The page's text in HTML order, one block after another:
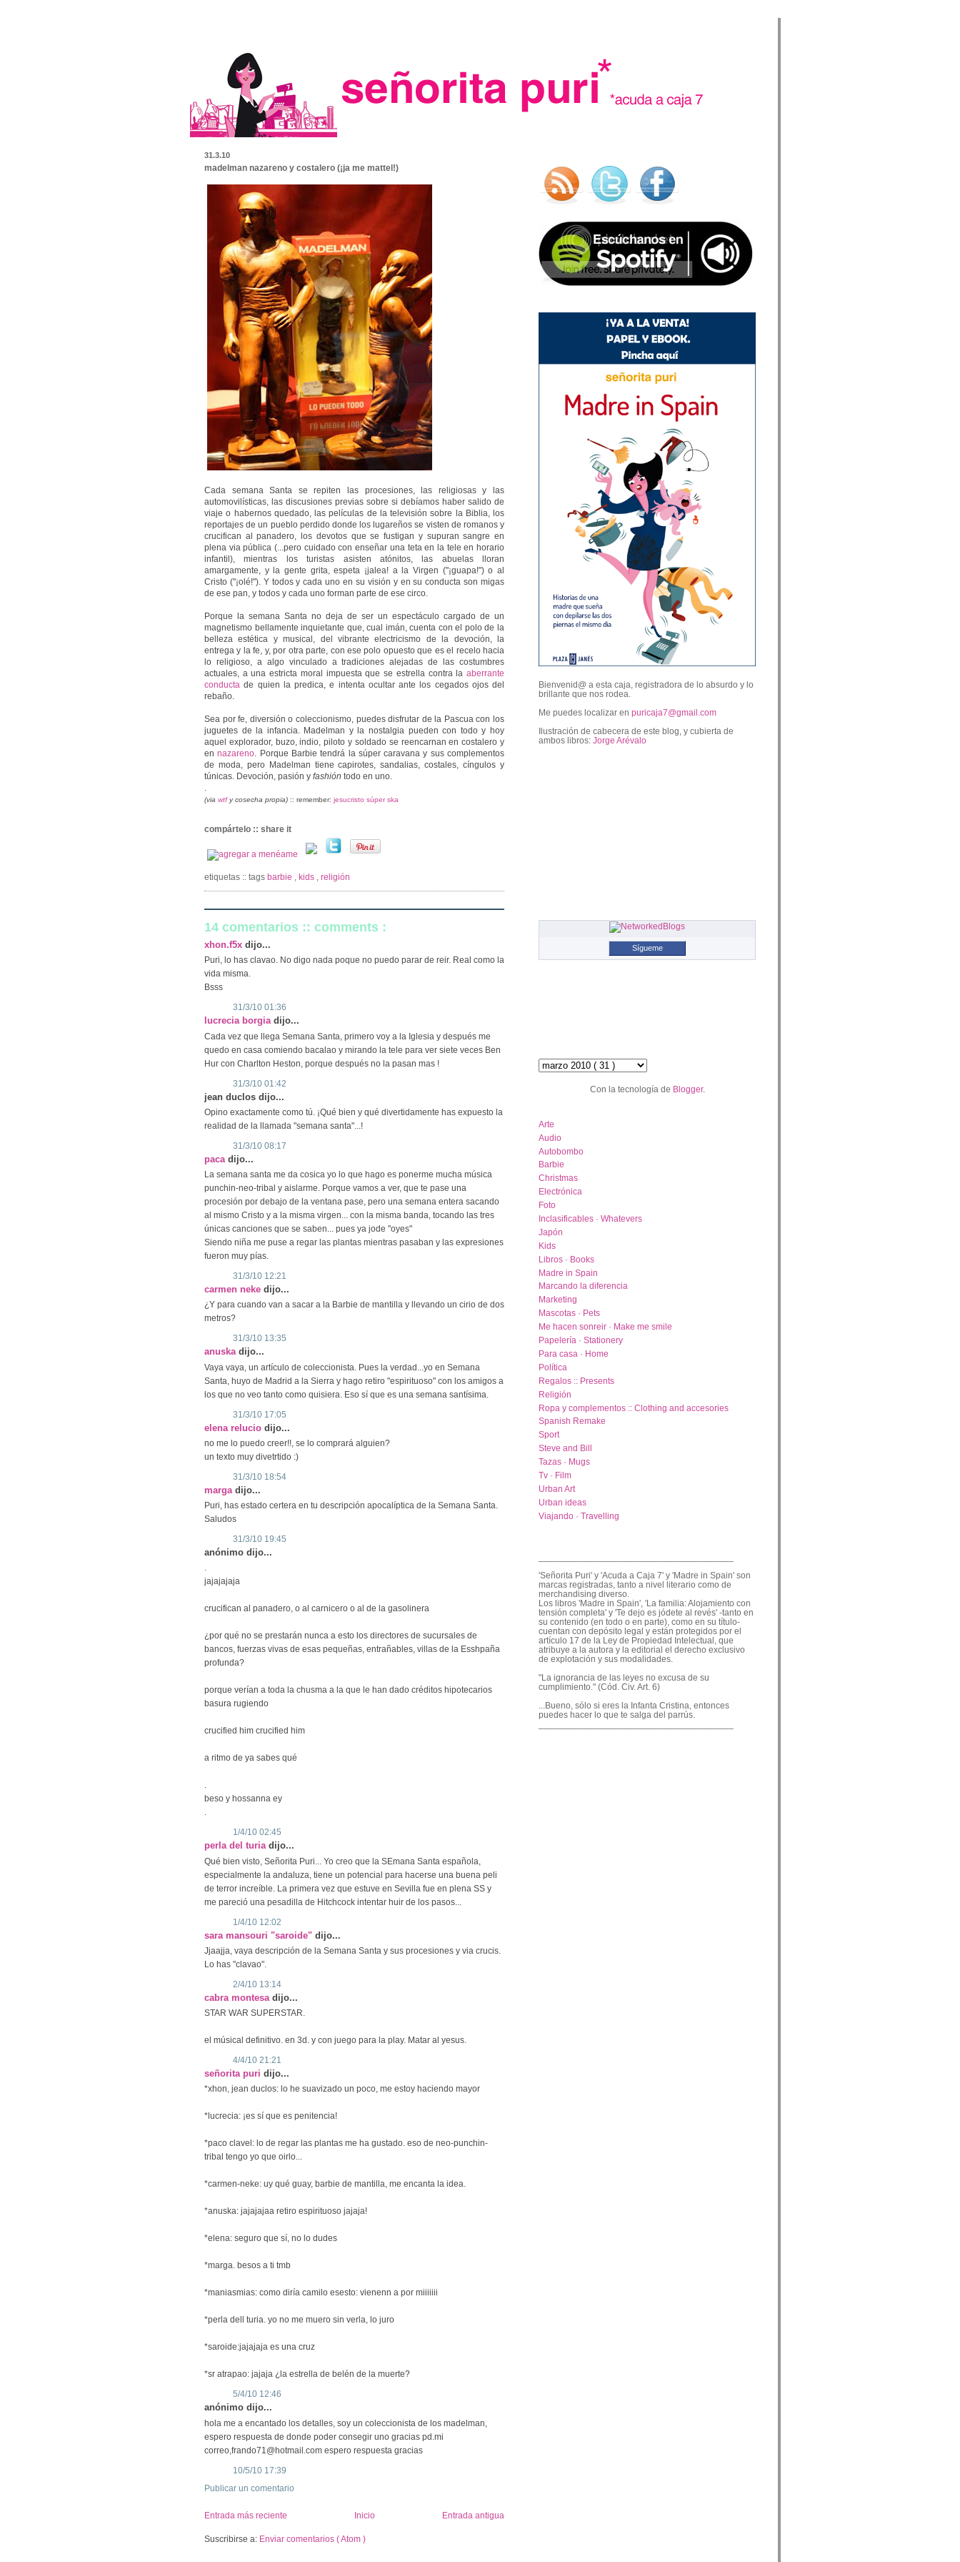
31.3.10
madelman nazareno y costalero (¡ja me mattel!)
Cada semana Santa se repiten las procesiones, las religiosas y las
automovilísticas, las discusiones previas sobre si debíamos haber salido de
viaje o habernos quedado, las películas de la televisión sobre la Biblia, los
reportajes de un pueblo perdido donde los lugareños se visten de romanos y
crucifican al panadero, los devotos que se fustigan y supuran sangre en
plena via pública (...pero cuidado con enseñar una teta en la tele en horario
infantil), mientras los turistas asisten atónitos, las abuelas lloran
amargamente, y la gente grita, espeta ¡jalea! a la Virgen ("¡guapa!") o al
Cristo ("¡olé!"). Y todos y cada uno en su visión y en su conducta son migas
de ese pan, y todos y cada uno forman parte de ese circo.
Porque la semana Santa no deja de ser un espectáculo cargado de un
magnetismo bellamente inquietante que, cual imán, cuenta con el polo de la
belleza estética y musical, del vibrante electricismo de la devoción, la
entrega y la fe, y, por otra parte, con ese polo opuesto que es el recelo hacia
lo religioso, a algo vinculado a tradiciones alejadas de las costumbres
actuales, a una estricta moral impuesta que se estrella contra la aberrante
conductade quien la predica, e intenta ocultar ante los cegados ojos del
rebaño.
Sea por fe, diversión o coleccionismo, puedes disfrutar de la Pascua con los
juguetes de la infancia. Madelman y la nostalgia pueden con todo y hoy
aquel explorador, buzo, indio, piloto y soldado se reencarnan en costalero y
ennazareno. Porque Barbie tendrá la súper caravana y sus complementos
de moda, pero Madelman tiene capirotes, sandalias, costales, cíngulos y
túnicas. Devoción, pasión y fashión todo en uno.
.
(via wtfy cosecha propia) :: remember: jesucristo súper ska
compártelo :: share it
etiquetas :: tags barbie , kids , religión
14 comentarios :: comments :
xhon.f5x dijo...
Puri, lo has clavao. No digo nada poque no puedo parar de reir. Real como la
vida misma.
Bsss
31/3/10 01:36
lucrecia borgia dijo...
Cada vez que llega Semana Santa, primero voy a la Iglesia y después me
quedo en casa comiendo bacalao y mirando la tele para ver siete veces Ben
Hur con Charlton Heston, porque después no la pasan mas !
31/3/10 01:42
jean duclos dijo...
Opino exactamente como tú. ¡Qué bien y qué divertidamente has expuesto la
realidad de la llamada "semana santa"...!
31/3/10 08:17
paca dijo...
La semana santa me da cosica yo lo que hago es ponerme mucha música
punchin-neo-tribal y aislarme. Porque vamos a ver, que te pase una
procesión por debajo de la ventana pase, pero una semana entera sacando
al mismo Cristo y a la misma virgen... con la misma banda, tocando las tres
únicas canciones que se saben... pues ya jode "oyes"
Siendo niña me puse a regar las plantas mientras pasaban y las expresiones
fueron muy pías.
31/3/10 12:21
carmen neke dijo...
¿Y para cuando van a sacar a la Barbie de mantilla y llevando un cirio de dos
metros?
31/3/10 13:35
anuska dijo...
Vaya vaya, un artículo de coleccionista. Pues la verdad...yo en Semana
Santa, huyo de Madrid a la Sierra y hago retiro "espirituoso" con los amigos a
los que no veo tanto como quisiera. Eso sí que es una semana santísima.
31/3/10 17:05
elena relucio dijo...
no me lo puedo creer!!, se lo comprará alguien?
un texto muy divetrtido :)
31/3/10 18:54
marga dijo...
Puri, has estado certera en tu descripción apocalíptica de la Semana Santa.
Saludos
31/3/10 19:45
anónimo dijo...
.
jajajajaja
crucifican al panadero, o al carnicero o al de la gasolinera
¿por qué no se prestarán nunca a esto los directores de sucursales de
bancos, fuerzas vivas de esas pequeñas, entrañables, villas de la Esshpaña
profunda?
porque verían a toda la chusma a la que le han dado créditos hipotecarios
basura rugiendo
crucified him crucified him
a ritmo de ya sabes qué
.
beso y hossanna ey
.
1/4/10 02:45
perla del turia dijo...
Qué bien visto, Señorita Puri... Yo creo que la SEmana Santa española,
especialmente la andaluza, tiene un potencial para hacerse una buena peli
de terror increíble. La primera vez que estuve en Sevilla fue en plena SS y
me pareció una pesadilla de Hitchcock intentar huir de los pasos...
1/4/10 12:02
sara mansouri "saroide" dijo...
Jjaajja, vaya descripción de la Semana Santa y sus procesiones y via crucis.
Lo has "clavao".
2/4/10 13:14
cabra montesa dijo...
STAR WAR SUPERSTAR.
el músical definitivo. en 3d. y con juego para la play. Matar al yesus.
4/4/10 21:21
señorita puri dijo...
*xhon, jean duclos: lo he suavizado un poco, me estoy haciendo mayor
*lucrecia: ¡es sí que es penitencia!
*paco clavel: lo de regar las plantas me ha gustado. eso de neo-punchin-
tribal tengo yo que oirlo...
*carmen-neke: uy qué guay, barbie de mantilla, me encanta la idea.
*anuska: jajajajaa retiro espirituoso jajaja!
*elena: seguro que sí, no lo dudes
*marga. besos a ti tmb
*maniasmias: como diría camilo esesto: vienenn a por miiiiiii
*perla dell turia. yo no me muero sin verla, lo juro
*saroide:jajajaja es una cruz
*sr atrapao: jajaja ¿la estrella de belén de la muerte?
5/4/10 12:46
anónimo dijo...
hola me a encantado los detalles, soy un coleccionista de los madelman,
espero respuesta de donde poder consegir uno gracias pd.mi
correo,frando71@hotmail.com espero respuesta gracias
10/5/10 17:39
Publicar un comentario
Entrada más reciente Entrada antigua
Inicio
Suscribirse a: Enviar comentarios ( Atom )
Bienvenid@ a esta caja, registradora de lo absurdo y lo
brillante que nos rodea.
Me puedes localizar en puricaja7@gmail.com
Ilustración de cabecera de este blog, y cubierta de
ambos libros: Jorge Arévalo
Sígueme
Con la tecnología de Blogger.
Arte
Audio
Autobombo
Barbie
Christmas
Electrónica
Foto
Inclasificables · Whatevers
Japón
Kids
Libros · Books
Madre in Spain
Marcando la diferencia
Marketing
Mascotas · Pets
Me hacen sonreir · Make me smile
Papelería · Stationery
Para casa · Home
Política
Regalos :: Presents
Religión
Ropa y complementos :: Clothing and accesories
Spanish Remake
Sport
Steve and Bill
Tazas · Mugs
Tv · Film
Urban Art
Urban ideas
Viajando · Travelling
'Señorita Puri' y 'Acuda a Caja 7' y 'Madre in Spain' son
marcas registradas, tanto a nivel literario como de
merchandising diverso.
Los libros 'Madre in Spain', 'La familia: Alojamiento con
tensión completa' y 'Te dejo es jódete al revés' -tanto en
su contenido (en todo o en parte), como en su título-
cuentan con depósito legal y están protegidos por el
artículo 17 de la Ley de Propiedad Intelectual, que
atribuye a la autora y la editorial el derecho exclusivo
de explotación y sus modalidades.
"La ignorancia de las leyes no excusa de su
cumplimiento." (Cód. Civ. Art. 6)
...Bueno, sólo si eres la Infanta Cristina, entonces
puedes hacer lo que te salga del parrús.